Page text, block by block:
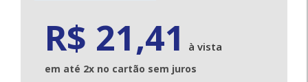
R$ 21,41 à vista
em até 2x no cartão sem juros